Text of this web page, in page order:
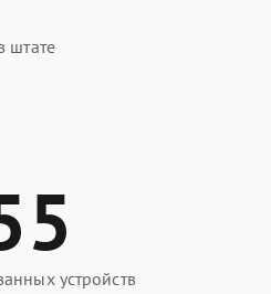
штате
устройств